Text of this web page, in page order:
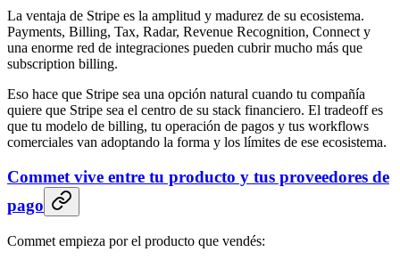
La ventaja de Stripe es la amplitud y madurez de su ecosistema.
Payments, Billing, Tax, Radar, Revenue Recognition, Connect y
una enorme red de integraciones pueden cubrir mucho más que
subscription billing.
Eso hace que Stripe sea una opción natural cuando tu compañía
quiere que Stripe sea el centro de su stack financiero. El tradeoff es
que tu modelo de billing, tu operación de pagos y tus workflows
comerciales van adoptando la forma y los límites de ese ecosistema.
Commet vive entre tu producto y tus proveedores de
pago
Commet empieza por el producto que vendés: